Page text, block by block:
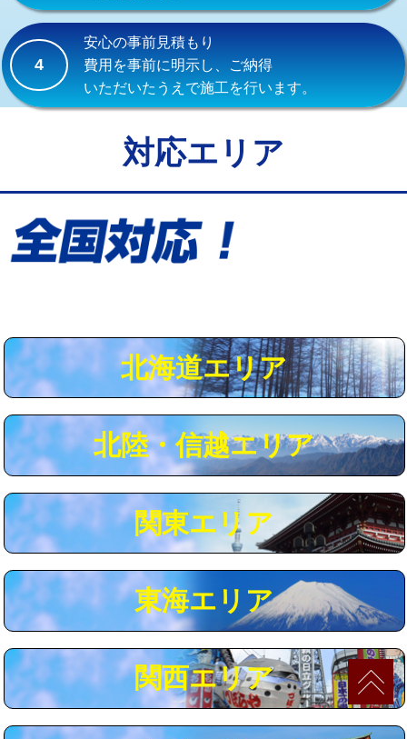
持込商品取付（浄水器・分岐水栓） 16,500円
給水管工事※（ホール加工)
給水管工事※（バンド止め) 3,300円
給水管工事※（保温材使用（バンド止
5,500円
給水管工事※（土の掘削・埋め戻し作
業)
用（追加）/3ｍ超え)
給水管工事※（ライニング鋼管・銅
44,000円
給水管工事※（ライニング鋼管・銅
管・ポリ管・HT管使用/3ｍ超え)
+8,800円
マス交換（土の掘削・埋め戻し作業） 11,000円~
マス交換（深さ50㎝未満） 55,000円
マス交換（深さ50㎝以上） 66,000円
コンクリート斫り（厚さ10㎝まで） 27,500円
コンクリート斫り（厚さ10㎝超え） 38,500円
モルタル補修（厚さ10㎝まで） 27,500円
4
安心の事前見積もり
費用を事前に明示し、ご納得
いただいたうえで施工を行います。
対応エリア
北海道エリア
北陸・信越エリア
関東エリア
東海エリア
関西エリア